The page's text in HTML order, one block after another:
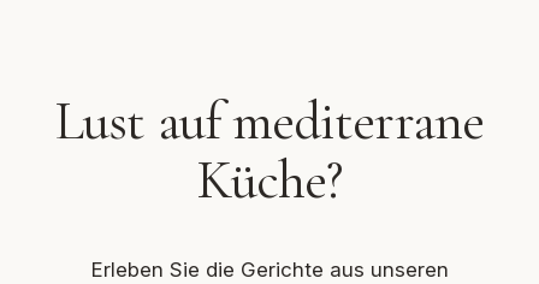
Lust auf mediterrane
Küche?
Erleben Sie die Gerichte aus unseren